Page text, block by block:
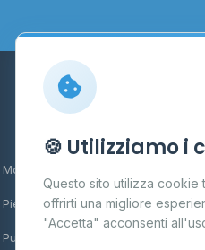
Molise
Piemonte
Puglia
Contatti
🍪 Utilizziamo i
Questo sito utilizza
offrirti una migliore
"Accetta" acconsenti